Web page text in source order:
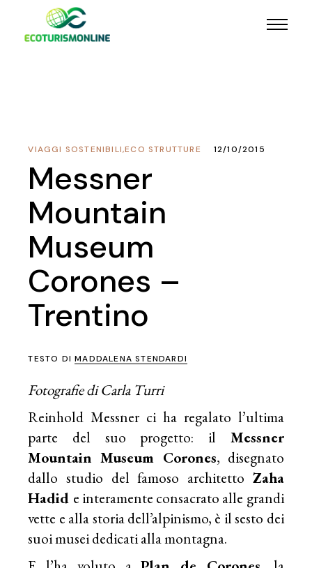
ECO STRUTTURE
,
VIAGGI SOSTENIBILI 12/10/2015
Messner
Mountain
Museum
Corones –
Trentino
TESTO DIMADDALENA STENDARDI
Fotografie di Carla Turri
Reinhold Messner ci ha regalato l’ultima
parte del suo progetto: il Messner
Mountain Museum Corones, disegnato
dallo studio del famoso architetto Zaha
Hadid e interamente consacrato alle grandi
vette e alla storia dell’alpinismo, è il sesto dei
suoi musei dedicati alla montagna.